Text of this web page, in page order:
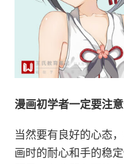
漫画初学者一定要注意
当然要有良好的心态
画时的耐心和手的稳